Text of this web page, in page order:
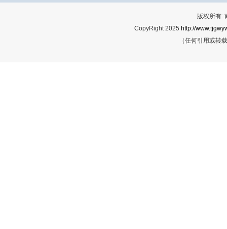
版权所有:
CopyRight 2025 http://
（任何引用或转